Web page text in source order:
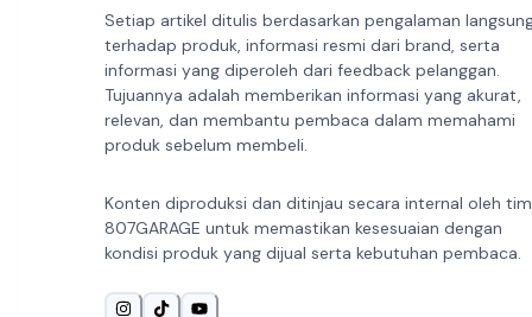
Setiap artikel ditulis berdasarkan pengalaman
terhadap produk, informasi resmi dari brand, serta
informasi yang diperoleh dari feedback pelanggan.
Tujuannya adalah memberikan informasi yang akurat,
relevan, dan membantu pembaca dalam memahami
produk sebelum membeli.
Konten diproduksi dan ditinjau secara internal oleh tim
807GARAGE untuk memastikan kesesuaian dengan
kondisi produk yang dijual serta kebutuhan pembaca.